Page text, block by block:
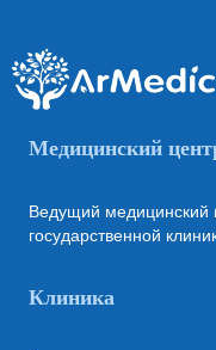
Медицинский
Ведущий медицинский
государственной
Клиника